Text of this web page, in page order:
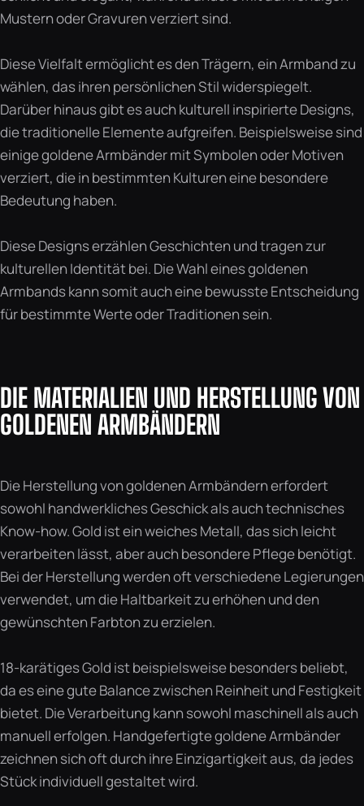
Mustern oder Gravuren verziert sind.
Diese Vielfalt ermöglicht es den Trägern, ein Armband zu
wählen, das ihren persönlichen Stil widerspiegelt.
Darüber hinaus gibt es auch kulturell inspirierte Designs,
die traditionelle Elemente aufgreifen. Beispielsweise sind
einige goldene Armbänder mit Symbolen oder Motiven
verziert, die in bestimmten Kulturen eine besondere
Bedeutung haben.
Diese Designs erzählen Geschichten und tragen zur
kulturellen Identität bei. Die Wahl eines goldenen
Armbands kann somit auch eine bewusste Entscheidung
für bestimmte Werte oder Traditionen sein.
DIE MATERIALIEN UND HERSTELLUNG VON
GOLDENEN ARMBÄNDERN
Die Herstellung von goldenen Armbändern erfordert
sowohl handwerkliches Geschick als auch technisches
Know-how. Gold ist ein weiches Metall, das sich leicht
verarbeiten lässt, aber auch besondere Pflege benötigt.
Bei der Herstellung werden oft verschiedene Legierungen
verwendet, um die Haltbarkeit zu erhöhen und den
gewünschten Farbton zu erzielen.
18-karätiges Gold ist beispielsweise besonders beliebt,
da es eine gute Balance zwischen Reinheit und Festigkeit
bietet. Die Verarbeitung kann sowohl maschinell als auch
manuell erfolgen. Handgefertigte goldene Armbänder
zeichnen sich oft durch ihre Einzigartigkeit aus, da jedes
Stück individuell gestaltet wird.